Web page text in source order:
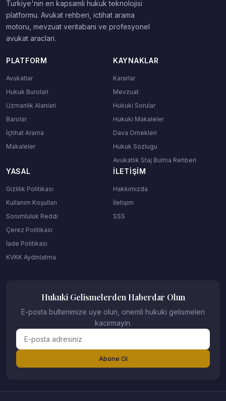
Turkiye'nin en kapsamli hukuk teknolojisi
platformu. Avukat rehberi, ictihat arama
motoru, mevzuat veritabani ve profesyonel
avukat araclari.
PLATFORM
Avukatlar
Hukuk Burolari
Uzmanlik Alanlari
Barolar
İçtihat Arama
Makaleler
KAYNAKLAR
Kararlar
Mevzuat
Hukuki Sorular
Hukuki Makaleler
Dava Ornekleri
Hukuk Sozlugu
Avukatlık Staj Bulma Rehberi
YASAL
Gizlilik Politikası
Kullanım Koşulları
Sorumluluk Reddi
Çerez Politikası
İade Politikası
KVKK Aydinlatma
İLETIŞIM
Hakkımızda
İletişim
SSS
Hukuki Gelismelerden Haberdar Olun
E-posta bultenimize uye olun, onemli hukuki gelismeleri
kacirmayin.
Abone Ol